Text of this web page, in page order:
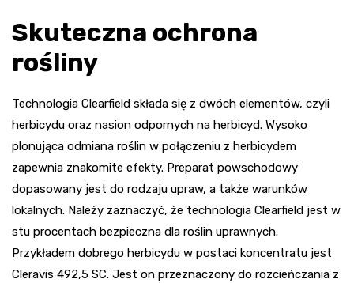
Skuteczna ochrona
rośliny
Technologia Clearfield składa się z dwóch elementów, czyli
herbicydu oraz nasion odpornych na herbicyd. Wysoko
plonująca odmiana roślin w połączeniu z herbicydem
zapewnia znakomite efekty. Preparat powschodowy
dopasowany jest do rodzaju upraw, a także warunków
lokalnych. Należy zaznaczyć, że technologia Clearfield jest w
stu procentach bezpieczna dla roślin uprawnych.
Przykładem dobrego herbicydu w postaci koncentratu jest
Cleravis 492,5 SC. Jest on przeznaczony do rozcieńczania z